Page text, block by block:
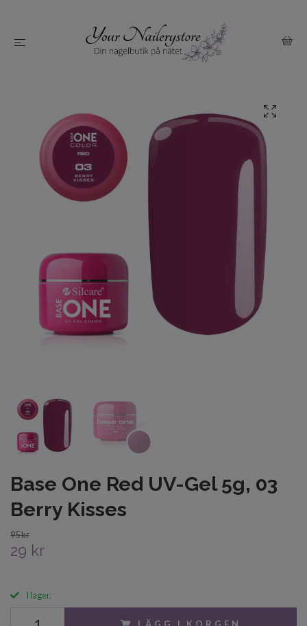
Base One Red UV-Gel 5g, 03
Berry Kisses
95 kr
29 kr
I lager.